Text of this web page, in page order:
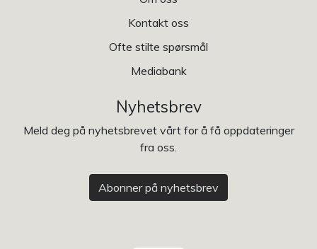
Kontakt oss
Ofte stilte spørsmål
Mediabank
Nyhetsbrev
Meld deg på nyhetsbrevet vårt for å få oppdateringer
fra oss.
Abonner på nyhetsbrev